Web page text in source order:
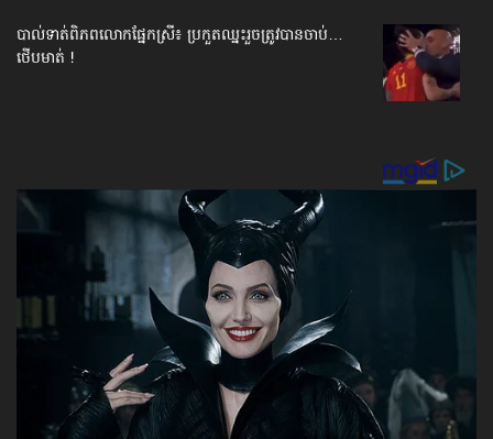
បាល់ទាត់​ពិភពលោក​ផ្នែកស្រី៖ ប្រកួតឈ្នះរួច​ត្រូវបានចាប់…
ថើបមាត់ !